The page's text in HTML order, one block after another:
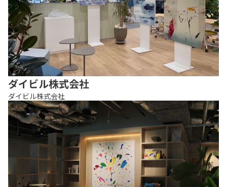
ダイビル株式会社
ダイビル株式会社